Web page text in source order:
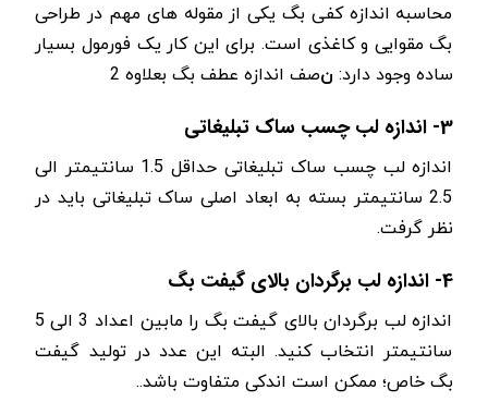
محاسبه اندازه کفی بگ یکی از مقوله های مهم در طراحی
بگ مقوایی و کاغذی است. برای این کار یک فورمول بسیار
ساده وجود دارد: نصف اندازه عطف بگ بعلاوه 2
3- اندازه لب چسب ساک تبلیغاتی
اندازه لب چسب ساک تبلیغاتی حداقل 1.5 سانتیمتر الی
2.5 سانتیمتر بسته به ابعاد اصلی ساک تبلیغاتی باید در
نظر گرفت.
4- اندازه لب برگردان بالای گیفت بگ
اندازه لب برگردان بالای گیفت بگ را مابین اعداد 3 الی 5
سانتیمتر انتخاب کنید. البته این عدد در تولید گیفت
بگ خاص؛ ممکن است اندکی متفاوت باشد..